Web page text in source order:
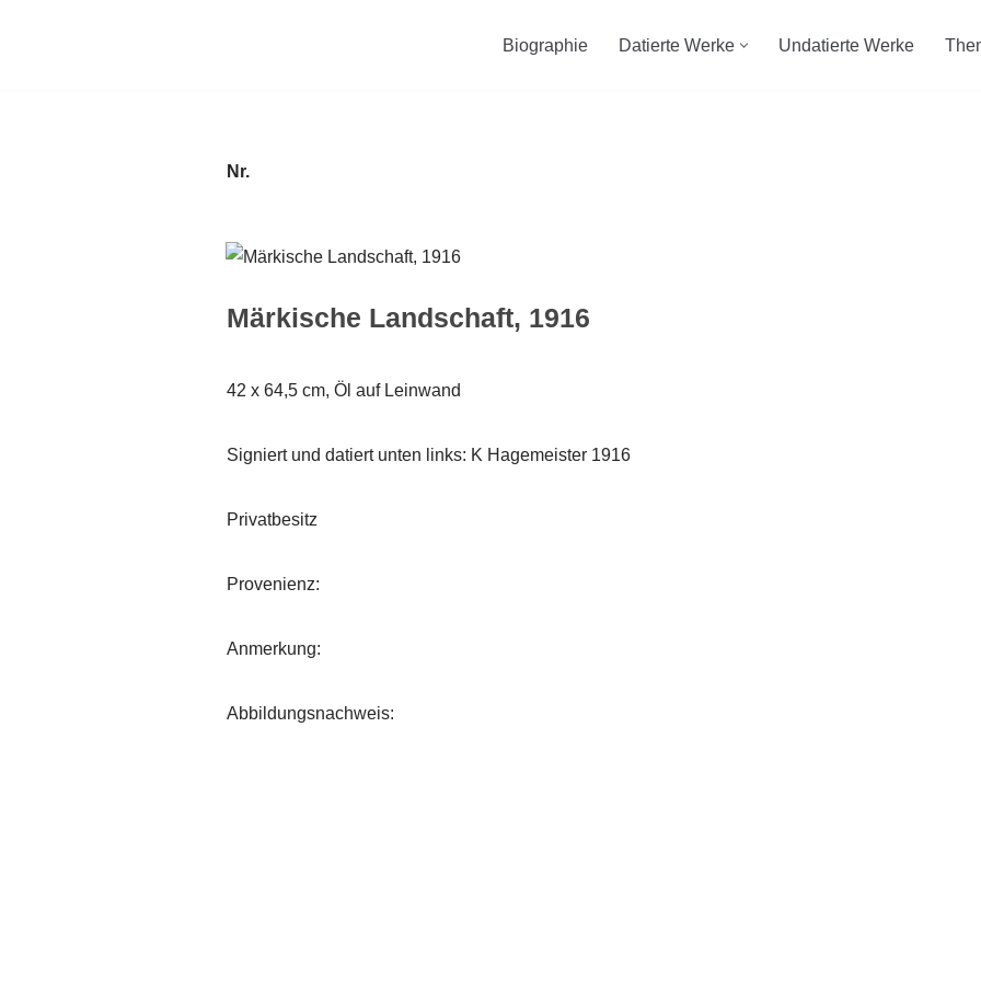
Biographie Datierte Werke Undatierte Werke
Nr.
Märkische Landschaft, 1916
42 x 64,5 cm, Öl auf Leinwand
Signiert und datiert unten links: K Hagemeister 1916
Privatbesitz
Provenienz:
Anmerkung:
Abbildungsnachweis: